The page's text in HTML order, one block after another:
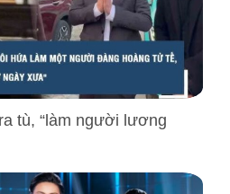
tù, “làm người lương